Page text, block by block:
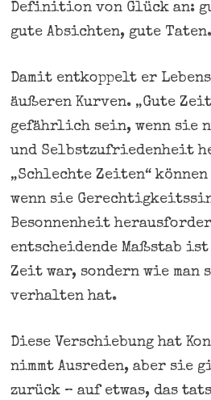
Definition von Glück an:
gute Absichten, gute Taten.
Damit entkoppelt er
äußeren Kurven. „Gute
gefährlich sein, wenn sie
und Selbstzufriedenheit
„Schlechte Zeiten“
wenn sie
Besonnenheit
entscheidende Maßstab
Zeit war, sondern wie
verhalten hat.
Diese Verschiebung hat
nimmt Ausreden, aber sie
zurück – auf etwas, das